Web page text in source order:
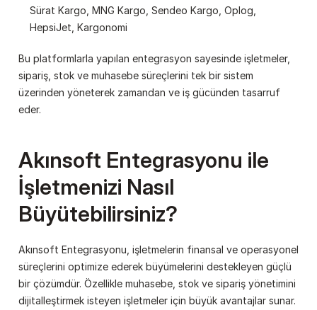
Sürat Kargo, MNG Kargo, Sendeo Kargo, Oplog,
HepsiJet, Kargonomi
Bu platformlarla yapılan entegrasyon sayesinde işletmeler,
sipariş, stok ve muhasebe süreçlerini tek bir sistem
üzerinden yöneterek zamandan ve iş gücünden tasarruf
eder.
Akınsoft Entegrasyonu ile
İşletmenizi Nasıl
Büyütebilirsiniz?
Akınsoft Entegrasyonu, işletmelerin finansal ve operasyonel
süreçlerini optimize ederek büyümelerini destekleyen güçlü
bir çözümdür. Özellikle muhasebe, stok ve sipariş yönetimini
dijitalleştirmek isteyen işletmeler için büyük avantajlar sunar.